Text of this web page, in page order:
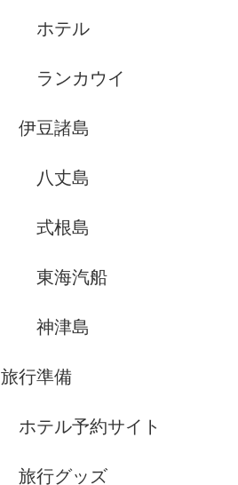
ホテル
ランカウイ
伊豆諸島
八丈島
式根島
東海汽船
神津島
旅行準備
ホテル予約サイト
旅行グッズ